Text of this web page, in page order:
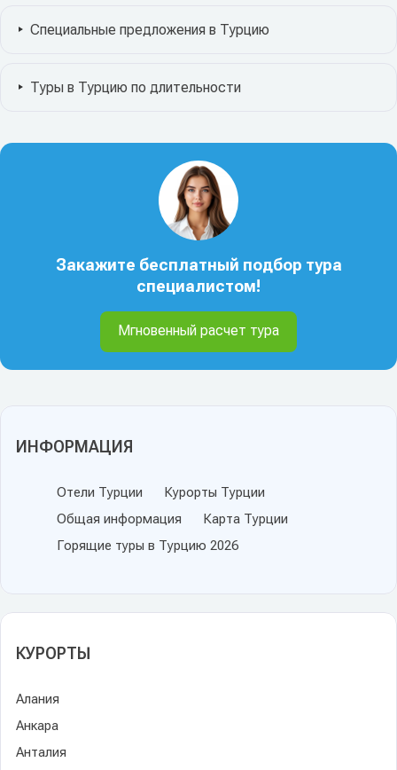
ИНФОРМАЦИЯ
Отели Турции
Курорты Турции
Общая информация
Карта Турции
Горящие туры в Турцию 2026
КУРОРТЫ
Алания
Анкара
Анталия
Специальные предложения в Турцию
Туры в Турцию по длительности
Закажите бесплатный подбор тура
специалистом!
Мгновенный расчет тура